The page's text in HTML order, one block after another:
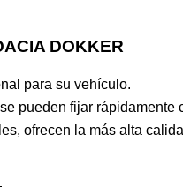
DOKKER
para su vehículo.
pueden fijar
ofrecen la más alta